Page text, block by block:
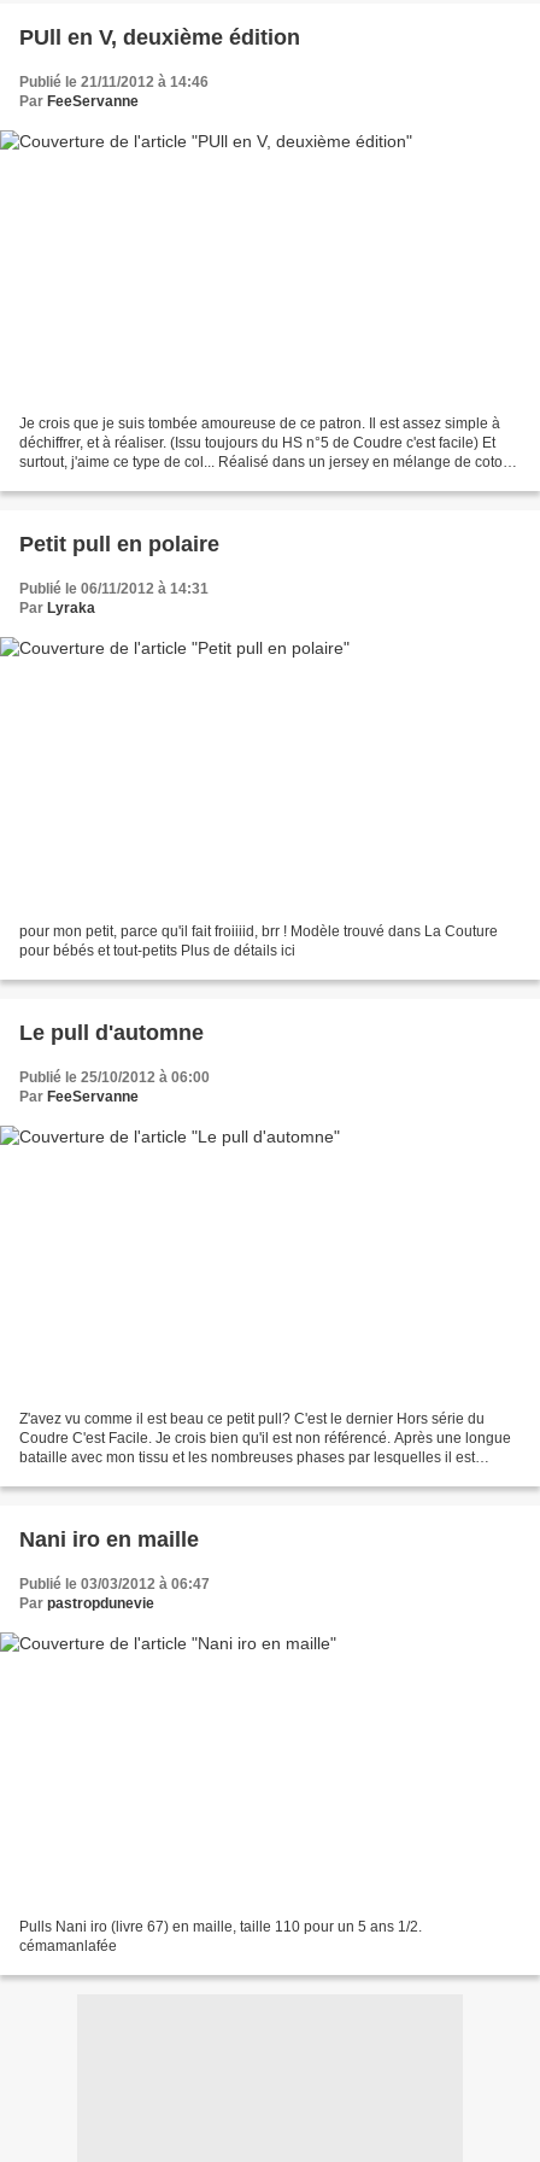
PUll en V, deuxième édition
Publié le 21/11/2012 à 14:46
Par FeeServanne
Je crois que je suis tombée amoureuse de ce patron. Il est assez simple à
déchiffrer, et à réaliser. (Issu toujours du HS n°5 de Coudre c'est facile) Et
surtout, j'aime ce type de col... Réalisé dans un jersey en mélange de coton
Petit pull en polaire
Publié le 06/11/2012 à 14:31
Par Lyraka
pour mon petit, parce qu'il fait froiiiid, brr ! Modèle trouvé dans La Couture
pour bébés et tout-petits Plus de détails ici
Le pull d'automne
Publié le 25/10/2012 à 06:00
Par FeeServanne
Z'avez vu comme il est beau ce petit pull? C'est le dernier Hors série du
Coudre C'est Facile. Je crois bien qu'il est non référencé. Après une longue
bataille avec mon tissu et les nombreuses phases par lesquelles il est
Nani iro en maille
Publié le 03/03/2012 à 06:47
Par pastropdunevie
Pulls Nani iro (livre 67) en maille, taille 110 pour un 5 ans 1/2.
cémamanlafée